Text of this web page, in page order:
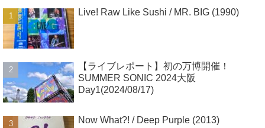
Live! Raw Like Sushi / MR. BIG (1990)
【ライブレポート】初の万博開催！
SUMMER SONIC 2024大阪
Day1(2024/08/17)
Now What?! / Deep Purple (2013)